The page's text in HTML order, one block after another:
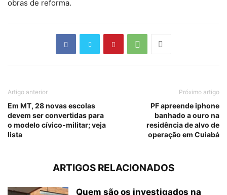
obras de reforma.
Artigo anterior
Em MT, 28 novas escolas
devem ser convertidas para
o modelo cívico-militar; veja
lista
Próximo artigo
PF apreende iphone
banhado a ouro na
residência de alvo de
operação em Cuiabá
ARTIGOS RELACIONADOS
Quem são os investigados na